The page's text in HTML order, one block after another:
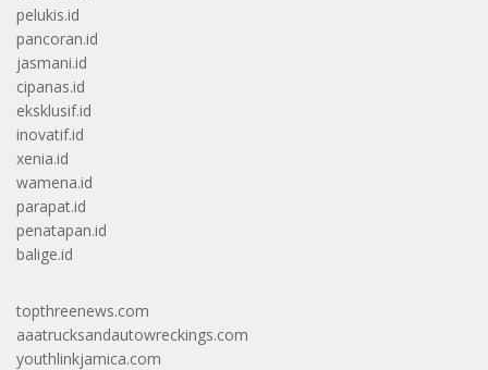
pelukis.id
pancoran.id
jasmani.id
cipanas.id
eksklusif.id
inovatif.id
xenia.id
wamena.id
parapat.id
penatapan.id
balige.id
topthreenews.com
aaatrucksandautowreckings.com
youthlinkjamica.com